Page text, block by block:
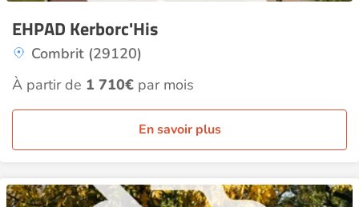
EHPAD Kerborc'His
Combrit (29120)
À partir de 1 710€ par mois
En savoir plus